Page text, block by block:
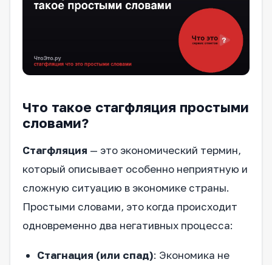
Что такое стагфляция простыми
словами?
Стагфляция — это экономический термин,
который описывает особенно неприятную и
сложную ситуацию в экономике страны.
Простыми словами, это когда происходит
одновременно два негативных процесса:
Стагнация (или спад): Экономика не